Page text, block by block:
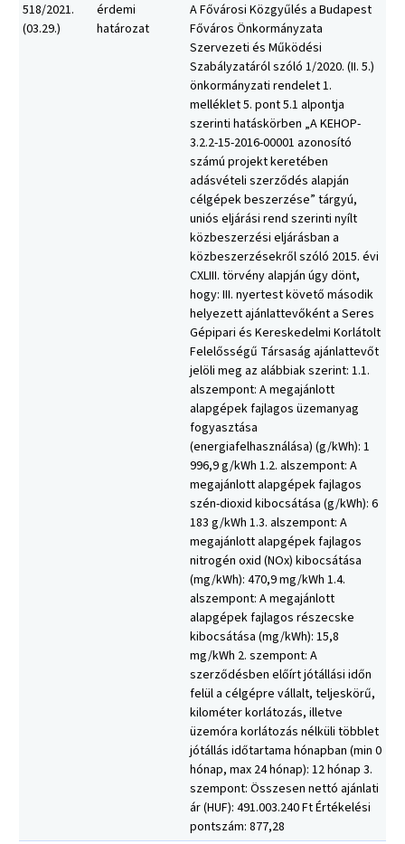
518/2021.
(03.29.)
érdemi
határozat
A Fővárosi Közgyűlés a Budapest
Főváros Önkormányzata
Szervezeti és Működési
Szabályzatáról szóló 1/2020. (II. 5.)
önkormányzati rendelet 1.
melléklet 5. pont 5.1 alpontja
szerinti hatáskörben „A KEHOP-
3.2.2-15-2016-00001 azonosító
számú projekt keretében
adásvételi szerződés alapján
célgépek beszerzése” tárgyú,
uniós eljárási rend szerinti nyílt
közbeszerzési eljárásban a
közbeszerzésekről szóló 2015. évi
CXLIII. törvény alapján úgy dönt,
hogy: III. nyertest követő második
helyezett ajánlattevőként a Seres
Gépipari és Kereskedelmi Korlátolt
Felelősségű Társaság ajánlattevőt
jelöli meg az alábbiak szerint: 1.1.
alszempont: A megajánlott
alapgépek fajlagos üzemanyag
fogyasztása
(energiafelhasználása) (g/kWh): 1
996,9 g/kWh 1.2. alszempont: A
megajánlott alapgépek fajlagos
szén-dioxid kibocsátása (g/kWh): 6
183 g/kWh 1.3. alszempont: A
megajánlott alapgépek fajlagos
nitrogén oxid (NOx) kibocsátása
(mg/kWh): 470,9 mg/kWh 1.4.
alszempont: A megajánlott
alapgépek fajlagos részecske
kibocsátása (mg/kWh): 15,8
mg/kWh 2. szempont: A
szerződésben előírt jótállási időn
felül a célgépre vállalt, teljeskörű,
kilométer korlátozás, illetve
üzemóra korlátozás nélküli többlet
jótállás időtartama hónapban (min 0
hónap, max 24 hónap): 12 hónap 3.
szempont: Összesen nettó ajánlati
ár (HUF): 491.003.240 Ft Értékelési
pontszám: 877,28